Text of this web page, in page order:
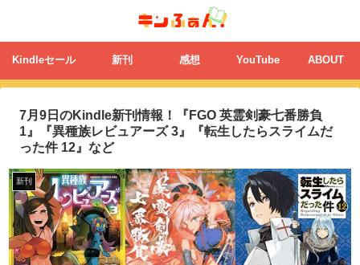
Kindleセール 新刊 感想 YouTube ABOUT
7月9日のKindle新刊情報！『FGO 英霊剣豪七番勝負
1』『異種族レビュアーズ 3』『転生したらスライムだ
った件 12』など
新刊